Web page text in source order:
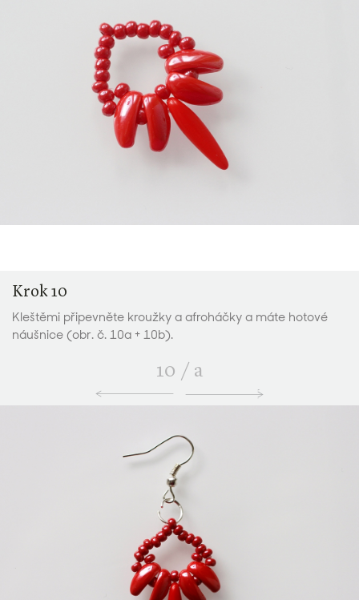
Krok 10
Kleštěmi připevněte kroužky a afroháčky a máte hotové
náušnice (obr. č. 10a + 10b).
10 / a